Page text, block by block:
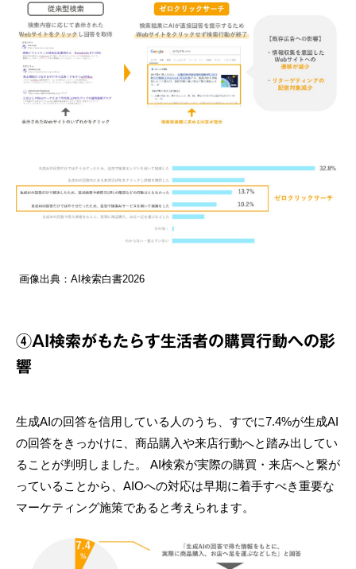
画像出典：AI検索白書2026
④AI検索がもたらす生活者の購買行動への影
響
生成AIの回答を信用している人のうち、すでに7.4%が生成AI
の回答をきっかけに、商品購入や来店行動へと踏み出してい
ることが判明しました。 AI検索が実際の購買・来店へと繋が
っていることから、AIOへの対応は早期に着手すべき重要な
マーケティング施策であると考えられます。